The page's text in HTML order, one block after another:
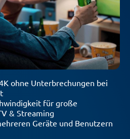
ohne Unterbrechungen bei
für große
& Streaming
Geräte und Benutzern